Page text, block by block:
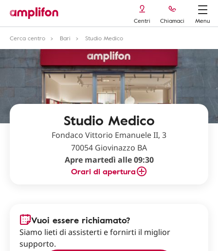
Centri Chiamaci
Menu
Cerca centro
Bari Studio Medico
Studio Medico
Fondaco Vittorio Emanuele II, 3
70054 Giovinazzo BA
Apre martedì alle 09:30
Orari di apertura
Vuoi essere richiamato?
Siamo lieti di assisterti e fornirti il miglior
supporto.